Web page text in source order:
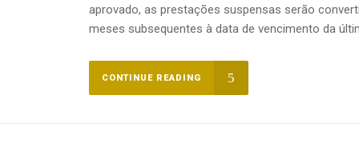
aprovado, as prestações suspensas serão
meses subsequentes à data de vencimento da
CONTINUE READING